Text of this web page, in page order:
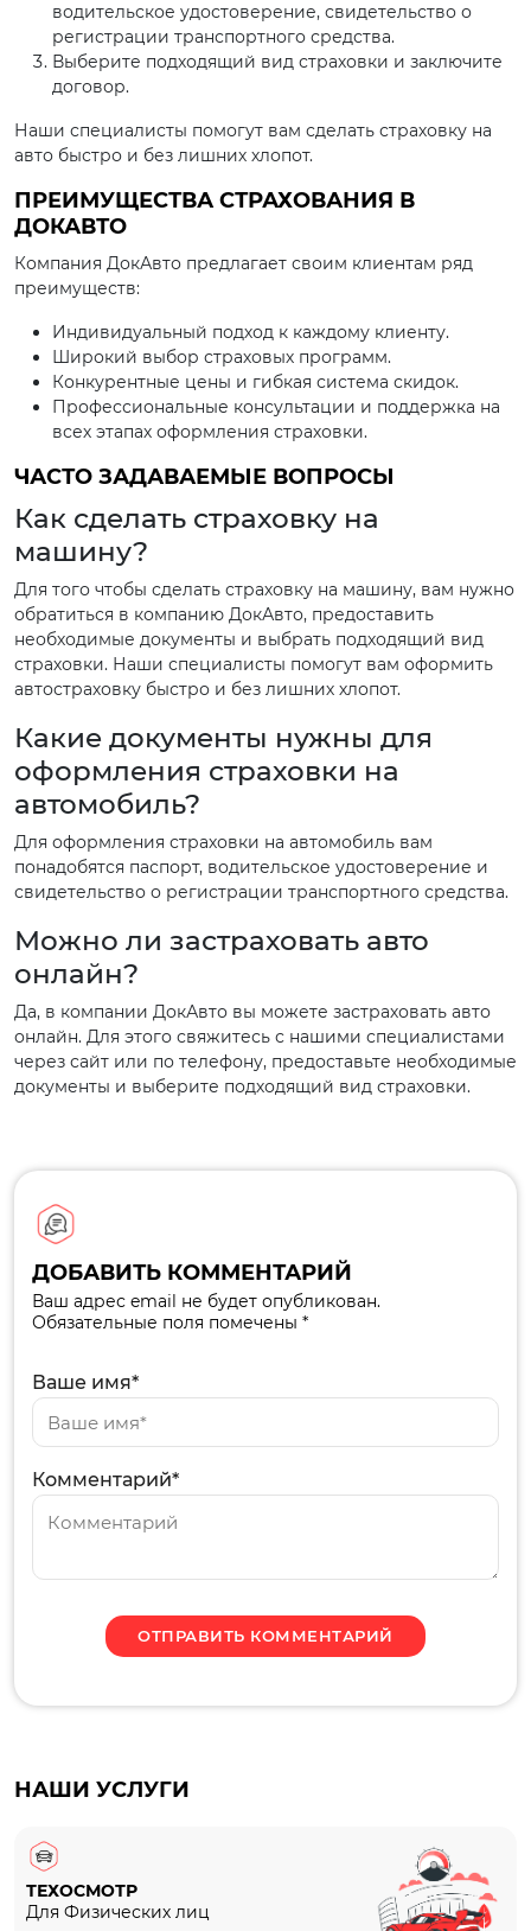
водительское удостоверение, свидетельство о
регистрации транспортного средства.
Выберите подходящий вид страховки и заключите
договор.
Наши специалисты помогут вам сделать страховку на
авто быстро и без лишних хлопот.
ПРЕИМУЩЕСТВА СТРАХОВАНИЯ В
ДОКАВТО
Компания ДокАвто предлагает своим клиентам ряд
преимуществ:
Индивидуальный подход к каждому клиенту.
Широкий выбор страховых программ.
Конкурентные цены и гибкая система скидок.
Профессиональные консультации и поддержка на
всех этапах оформления страховки.
ЧАСТО ЗАДАВАЕМЫЕ ВОПРОСЫ
Как сделать страховку на
машину?
Для того чтобы сделать страховку на машину, вам нужно
обратиться в компанию ДокАвто, предоставить
необходимые документы и выбрать подходящий вид
страховки. Наши специалисты помогут вам оформить
автостраховку быстро и без лишних хлопот.
Какие документы нужны для
оформления страховки на
автомобиль?
Для оформления страховки на автомобиль вам
понадобятся паспорт, водительское удостоверение и
свидетельство о регистрации транспортного средства.
Можно ли застраховать авто
онлайн?
Да, в компании ДокАвто вы можете застраховать авто
онлайн. Для этого свяжитесь с нашими специалистами
через сайт или по телефону, предоставьте необходимые
документы и выберите подходящий вид страховки.
ДОБАВИТЬ КОММЕНТАРИЙ
Ваш адрес email не будет опубликован.
Обязательные поля помечены *
Комментарий*
Ваше имя*
НАШИ УСЛУГИ
ТЕХОСМОТР
Для Физических лиц